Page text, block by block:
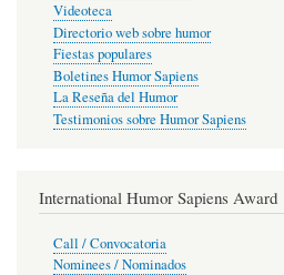
Videoteca
Directorio web sobre humor
Fiestas populares
Boletines Humor Sapiens
La Reseña del Humor
Testimonios sobre Humor Sapiens
International Humor Sapiens Award
Call / Convocatoria
Nominees / Nominados